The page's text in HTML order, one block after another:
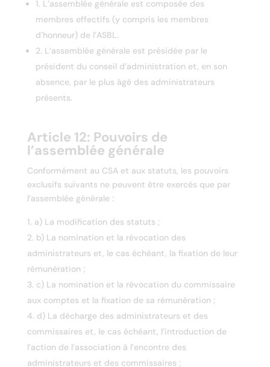
1. L’assemblée générale est composée des
membres effectifs (y compris les membres
d’honneur) de l’ASBL.
2. L’assemblée générale est présidée par le
président du conseil d’administration et, en son
absence, par le plus âgé des administrateurs
présents.
Article 12: Pouvoirs de
l’assemblée générale
Conformément au CSA et aux statuts, les pouvoirs
exclusifs suivants ne peuvent être exercés que par
l’assemblée générale :
a) La modification des statuts ;
b) La nomination et la révocation des
administrateurs et, le cas échéant, la fixation de leur
rémunération ;
c) La nomination et la révocation du commissaire
aux comptes et la fixation de sa rémunération ;
d) La décharge des administrateurs et des
commissaires et, le cas échéant, l’introduction de
l’action de l’association à l’encontre des
administrateurs et des commissaires ;